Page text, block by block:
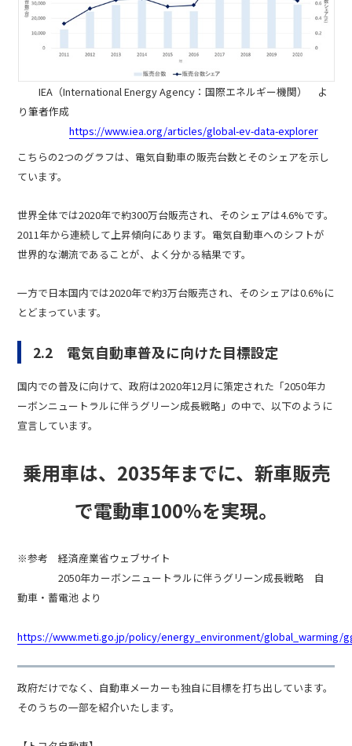
IEA（International Energy Agency：国際エネルギー機関） よ
り筆者作成
https://www.iea.org/articles/global-ev-data-explorer
こちらの2つのグラフは、電気自動車の販売台数とそのシェアを示し
ています。
世界全体では2020年で約300万台販売され、そのシェアは4.6%です。
2011年から連続して上昇傾向にあります。電気自動車へのシフトが
世界的な潮流であることが、よく分かる結果です。
一方で日本国内では2020年で約3万台販売され、そのシェアは0.6%に
とどまっています。
2.2 電気自動車普及に向けた目標設定
国内での普及に向けて、政府は2020年12月に策定された「2050年カ
ーボンニュートラルに伴うグリーン成長戦略」の中で、以下のように
宣言しています。
乗用車は、2035年までに、新車販売
で電動車100%を実現。
※参考 経済産業省ウェブサイト
2050年カーボンニュートラルに伴うグリーン成長戦略 自
動車・蓄電池 より
https://www.meti.go.jp/policy/energy_environment/global_warming/
政府だけでなく、自動車メーカーも独自に目標を打ち出しています。
そのうちの一部を紹介いたします。